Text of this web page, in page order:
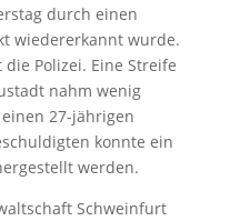
durch einen
wiedererkannt wurde.
Polizei. Eine Streife
nahm wenig
27-jährigen
konnte ein
werden.
Schweinfurt